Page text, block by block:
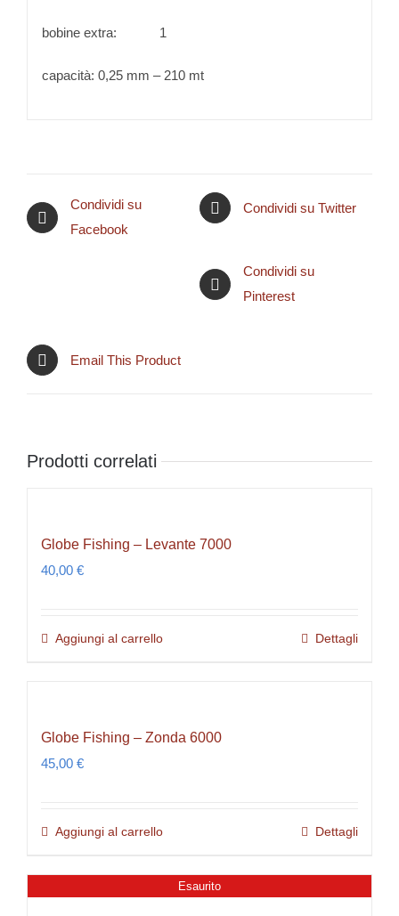
bobine extra: 1
capacità: 0,25 mm – 210 mt
Condividi su
Facebook
Condividi su Twitter
Condividi su
Pinterest
Email This Product
Prodotti correlati
Globe Fishing – Levante 7000
40,00 €
Aggiungi al carrello Dettagli
Globe Fishing – Zonda 6000
45,00 €
Aggiungi al carrello Dettagli
Esaurito